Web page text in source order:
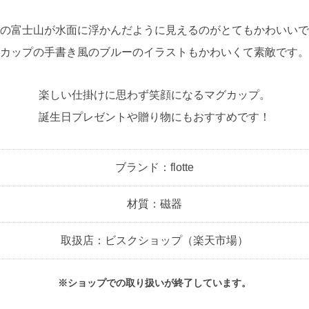
富士山が水面に浮かんだように見えるのがとてもかわいい
カップの手書き風のブルーのイラストもかわいくて素敵です。
楽しい仕掛けに思わず笑顔になるマグカップ。
誕生日プレゼントや贈り物にもおすすめです！
ブランド：flotte
材質：磁器
取扱店：ビスクショップ（楽天市場）
※ショップでの取り扱いが終了しています。